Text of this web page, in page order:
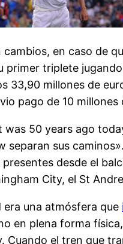
en caso de
triplete
33,90 millones de
pago de 10
50 years ago
sus
desde el
City, el St
una atmósfera que
en plena forma
el tren que